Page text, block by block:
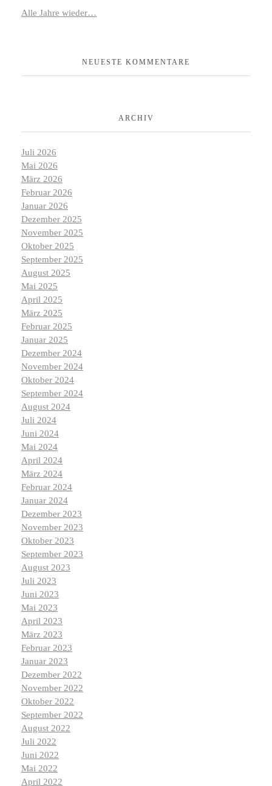
Alle Jahre wieder…
NEUESTE KOMMENTARE
ARCHIV
Juli 2026
Mai 2026
März 2026
Februar 2026
Januar 2026
Dezember 2025
November 2025
Oktober 2025
September 2025
August 2025
Mai 2025
April 2025
März 2025
Februar 2025
Januar 2025
Dezember 2024
November 2024
Oktober 2024
September 2024
August 2024
Juli 2024
Juni 2024
Mai 2024
April 2024
März 2024
Februar 2024
Januar 2024
Dezember 2023
November 2023
Oktober 2023
September 2023
August 2023
Juli 2023
Juni 2023
Mai 2023
April 2023
März 2023
Februar 2023
Januar 2023
Dezember 2022
November 2022
Oktober 2022
September 2022
August 2022
Juli 2022
Juni 2022
Mai 2022
April 2022